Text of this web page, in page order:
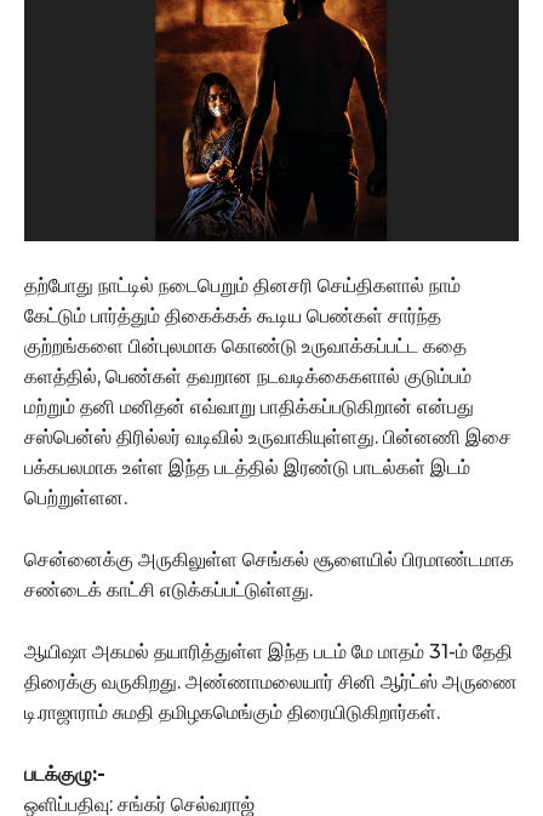
தற்போது நாட்டில் நடைபெறும் தினசரி செய்திகளால் நாம்
கேட்டும் பார்த்தும் திகைக்கக் கூடிய பெண்கள் சார்ந்த
குற்றங்களை பின்புலமாக கொண்டு உருவாக்கப்பட்ட கதை
களத்தில், பெண்கள் தவறான நடவடிக்கைகளால் குடும்பம்
மற்றும் தனி மனிதன் எவ்வாறு பாதிக்கப்படுகிறான் என்பது
சஸ்பென்ஸ் திரில்லர் வடிவில் உருவாகியுள்ளது. பின்னணி இசை
பக்கபலமாக உள்ள இந்த படத்தில் இரண்டு பாடல்கள் இடம்
பெற்றுள்ளன.
சென்னைக்கு அருகிலுள்ள செங்கல் சூளையில் பிரமாண்டமாக
சண்டைக் காட்சி எடுக்கப்பட்டுள்ளது.
ஆயிஷா அகமல் தயாரித்துள்ள இந்த படம் மே மாதம் 31-ம் தேதி
திரைக்கு வருகிறது. அண்ணாமலையார் சினி ஆர்ட்ஸ் அருணை
டி.ராஜாராம் சுமதி தமிழகமெங்கும் திரையிடுகிறார்கள்.
படக்குழு:-
ஒளிப்பதிவு: சங்கர் செல்வராஜ்